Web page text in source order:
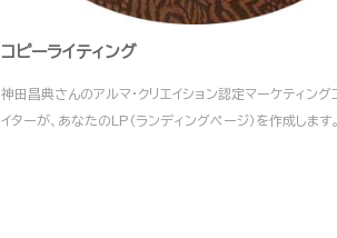
コピーライティング
神田昌典さんのアルマ・クリエイション認定マーケティング
イターが、あなたのLP（ランディングページ）を作成します。